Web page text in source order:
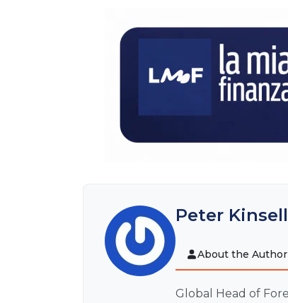
Peter
About the Author
Global Head of